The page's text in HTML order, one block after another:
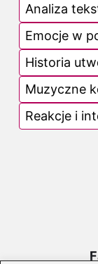
Analiza
Emocje w
Historia
Muzyczne
Reakcje i